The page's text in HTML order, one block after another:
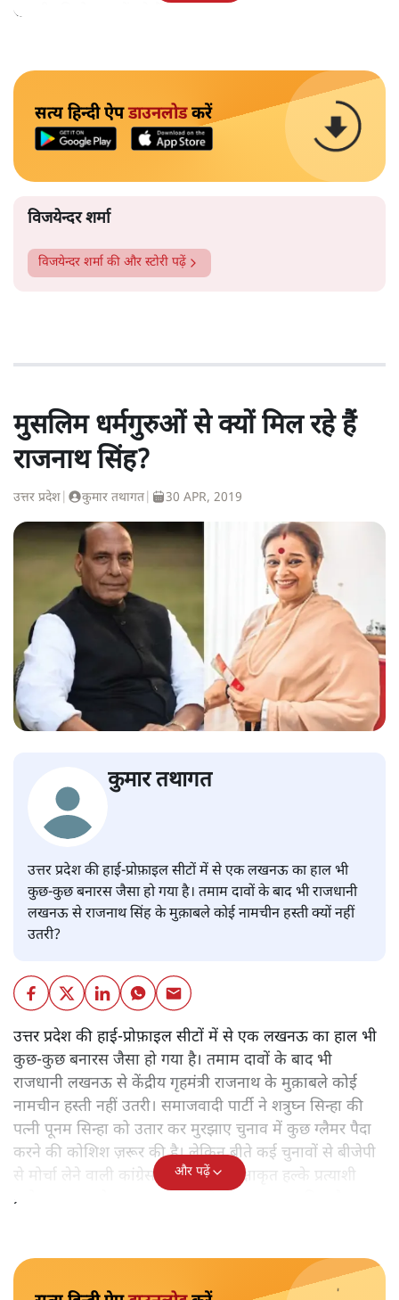
सुखबीर फ़िरोज़पुर में डटे हैं।
सत्य हिन्दी ऐपडाउनलोडकरें
विजयेन्दर शर्मा
विजयेन्दर शर्मा की और स्टोरी पढ़ें
मुसलिम धर्मगुरुओं से क्यों मिल रहे हैं
राजनाथ सिंह?
उत्तर प्रदेश कुमार तथागत 30 APR, 2019
कुमार तथागत
उत्तर प्रदेश की हाई-प्रोफ़ाइल सीटों में से एक लखनऊ का हाल भी
कुछ-कुछ बनारस जैसा हो गया है। तमाम दावों के बाद भी राजधानी
लखनऊ से राजनाथ सिंह के मुक़ाबले कोई नामचीन हस्ती क्यों नहीं
उतरी?
उत्तर प्रदेश की हाई-प्रोफ़ाइल सीटों में से एक लखनऊ का हाल भी
कुछ-कुछ बनारस जैसा हो गया है। तमाम दावों के बाद भी
राजधानी लखनऊ से केंद्रीय गृहमंत्री राजनाथ के मुक़ाबले कोई
नामचीन हस्ती नहीं उतरी। समाजवादी पार्टी ने शत्रुघ्न सिन्हा की
पत्नी पूनम सिन्हा को उतार कर मुरझाए चुनाव में कुछ ग्लैमर पैदा
करने की कोशिश ज़रूर की है। लेकिन बीते कई चुनावों से बीजेपी
से मोर्चा लेने वाली कांग्रेस ने इस बार अपेक्षाकृत हल्के प्रत्याशी
प्रमोद कृष्णन को उतार कर मुक़ाबले को हल्का बना दिया है।
और पढ़ें